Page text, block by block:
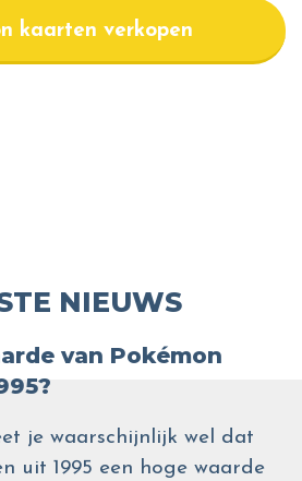
kaarten verkopen
NIEUWS
van Pokémon
je waarschijnlijk wel dat
uit 1995 een hoge waarde